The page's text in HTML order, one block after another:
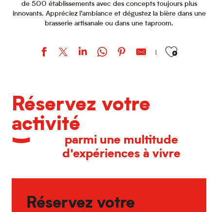
de 500 établissements avec des concepts toujours plus
innovants. Appréciez l’ambiance et dégustez la bière dans une
brasserie artisanale ou dans une taproom.
Ajouter aux
Le Bar Parallèle et Falafel
Lüm
Bienvenue Coffee Shop
La Dame Jeanne
HÔP[I] Microbrasserie
Réservez votre
activité
parmi une multitude
d'expériences à vivre
Réservez votre